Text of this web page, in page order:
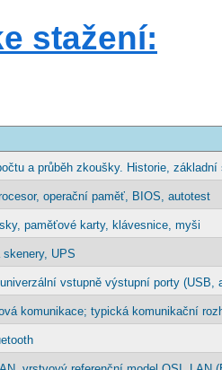
stažení:
a průběh zkoušky. Historie,
operační paměť, BIOS, autotest
paměťové karty, klávesnice, myši
UPS
vstupně výstupní porty (USB,
komunikace; typická komunikační